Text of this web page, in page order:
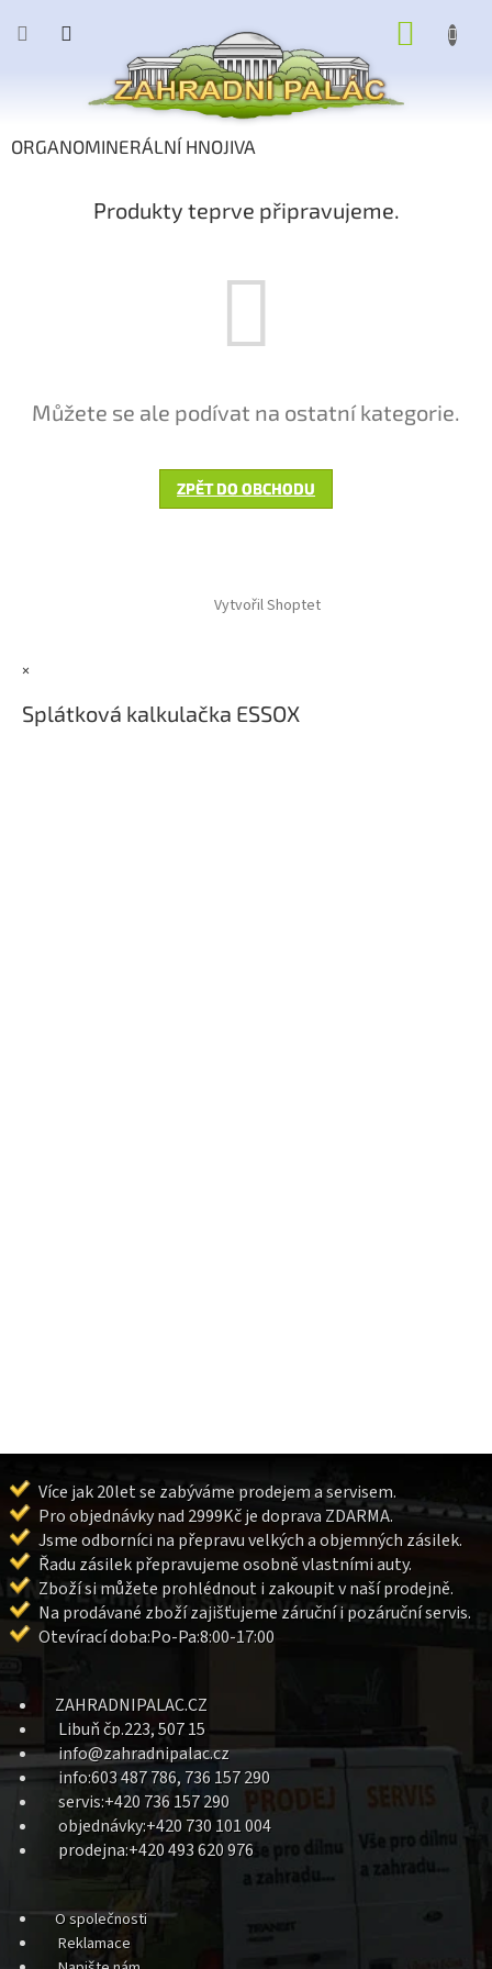
ORGANOMINERÁLNÍ HNOJIVA
Produkty teprve připravujeme.
Můžete se ale podívat na ostatní kategorie.
ZPĚT DO OBCHODU
Vytvořil Shoptet
×
Splátková kalkulačka ESSOX
Více jak 20let se zabýváme prodejem a servisem.
Pro objednávky nad 2999Kč je doprava ZDARMA.
Jsme odborníci na přepravu velkých a objemných zásilek.
Řadu zásilek přepravujeme osobně vlastními auty.
Zboží si můžete prohlédnout i zakoupit v naší prodejně.
Na prodávané zboží zajišťujeme záruční i pozáruční servis.
Otevírací doba:Po-Pa:8:00-17:00
ZAHRADNIPALAC.CZ
Libuň čp.223, 507 15
info@zahradnipalac.cz
info:603 487 786, 736 157 290
servis:+420 736 157 290
objednávky:+420 730 101 004
prodejna:+420 493 620 976
O společnosti
Reklamace